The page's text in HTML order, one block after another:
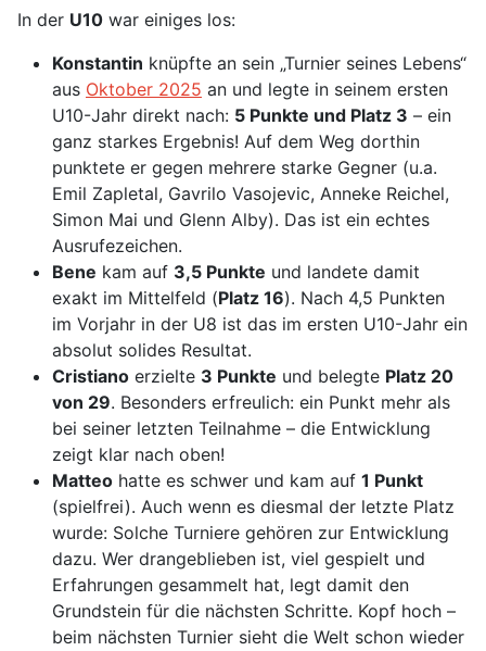
In der U10 war einiges los:
Konstantin knüpfte an sein „Turnier seines Lebens“
aus Oktober 2025 an und legte in seinem ersten
U10-Jahr direkt nach: 5 Punkte und Platz 3 – ein
ganz starkes Ergebnis! Auf dem Weg dorthin
punktete er gegen mehrere starke Gegner (u.a.
Emil Zapletal, Gavrilo Vasojevic, Anneke Reichel,
Simon Mai und Glenn Alby). Das ist ein echtes
Ausrufezeichen.
Bene kam auf 3,5 Punkte und landete damit
exakt im Mittelfeld (Platz 16). Nach 4,5 Punkten
im Vorjahr in der U8 ist das im ersten U10-Jahr ein
absolut solides Resultat.
Cristiano erzielte 3 Punkte und belegte Platz 20
von 29. Besonders erfreulich: ein Punkt mehr als
bei seiner letzten Teilnahme – die Entwicklung
zeigt klar nach oben!
Matteo hatte es schwer und kam auf 1 Punkt
(spielfrei). Auch wenn es diesmal der letzte Platz
wurde: Solche Turniere gehören zur Entwicklung
dazu. Wer drangeblieben ist, viel gespielt und
Erfahrungen gesammelt hat, legt damit den
Grundstein für die nächsten Schritte. Kopf hoch –
beim nächsten Turnier sieht die Welt schon wieder